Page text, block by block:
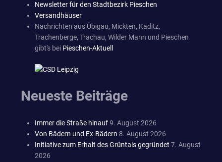
Newsletter für den Stadtbezirk Pieschen
Versandhäuser
Nachrichten aus Übigau, Mickten, Kaditz,
Trachenberge, Trachau, Wilder Mann und Pieschen
gibt's bei Pieschen-Aktuell
Neueste Beiträge
Immer die Straße hinauf9. August 2026
Von Bädern und Ex-Bädern 8. August 2026
Initiative zum Erhalt des Grüntals gegründet 7. August
2026